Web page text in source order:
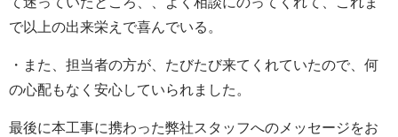
で以上の出来栄えで喜んでいる。
・また、担当者の方が、たびたび来てくれていたので、何
の心配もなく安心していられました。
最後に本工事に携わった弊社スタッフへのメッセージをお